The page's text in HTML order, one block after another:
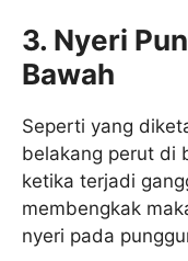
3. Nyeri
Bawah
Seperti yang
belakang perut di
ketika terjadi
membengkak
nyeri pada